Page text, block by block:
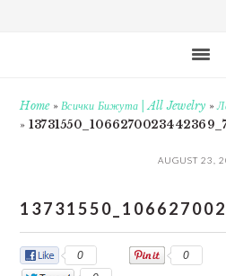
Home»Всички Бижута | All Jewelry »
»
AUGUST 23,
0 0